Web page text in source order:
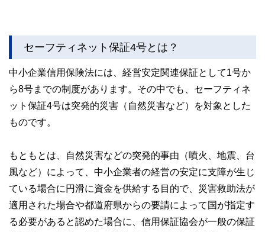
セーフティネット保証4号とは？
中小企業信用保険法には、経営安定関連保証として1号か
ら8号までの制度があります。その中でも、セーフティネ
ット保証4号は突発的災害（自然災害など）を対象とした
ものです。
もともとは、自然災害などの突発的事由（噴火、地震、台
風など）によって、中小企業者の経営の安定に支障が生じ
ている場合に円滑に資金を供給する目的で、災害救助法が
適用された場合や都道府県からの要請によって国が指定す
る必要があると認めた場合に、信用保証協会が一般の保証